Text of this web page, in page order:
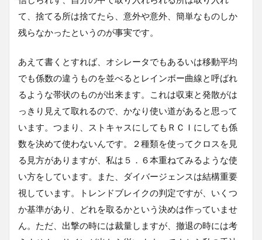
て、捨てる所は捨てたら、意外や意外、簡単なものしか
残らなかったというのが事実です。
あえて書くとすれば、オシレータでもあるいは移動平均
でも係数の違うものを並べるとレインボー曲線と呼ばれ
るような帯状のものが出来ます。これは収束と発散がは
っきり見えて取れるので、かなり使い道があると思って
います。つまり、ストキャスにしてもＲＣＩにしても係
数を決めて使わないんです。２種類を使ってクロスを見
る見方がありますが、私は５．６本重ねてみるような使
い方をしています。また、ダイバージェンスは結構重要
視しています。トレンドブレイクの判定ですが、いくつ
か基準があり、どれを取るかという決めは作っていませ
ん。ただ、出撃の時には裁量しますが、撤退の時には考